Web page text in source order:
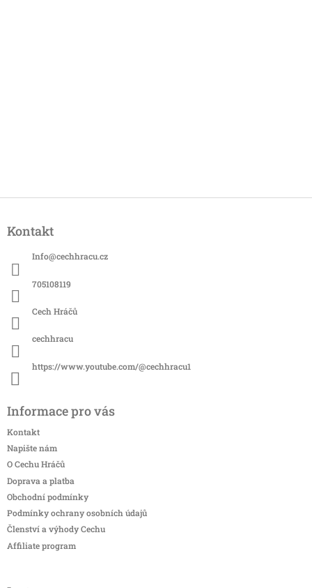
pKontakt
Info@cechhracu.cz
705108119
Cech Hráčů
cechhracu
https://www.youtube.com/@cechhracu1
Informace pro vás
Kontakt
Napište nám
O Cechu Hráčů
Doprava a platba
Obchodní podmínky
Podmínky ochrany osobních údajů
Členství a výhody Cechu
Affiliate program